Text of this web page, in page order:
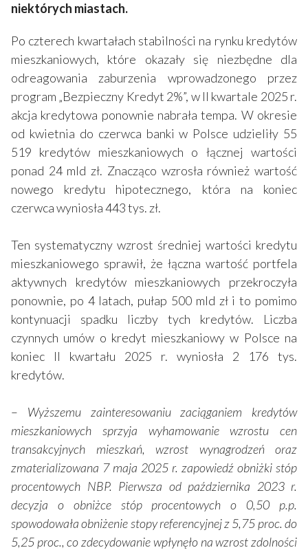
niektórych miastach.
Po czterech kwartałach stabilności na rynku kredytów
mieszkaniowych, które okazały się niezbędne dla
odreagowania zaburzenia wprowadzonego przez
program „Bezpieczny Kredyt 2%”, w II kwartale 2025 r.
akcja kredytowa ponownie nabrała tempa. W okresie
od kwietnia do czerwca banki w Polsce udzieliły 55
519 kredytów mieszkaniowych o łącznej wartości
ponad 24 mld zł. Znacząco wzrosła również wartość
nowego kredytu hipotecznego, która na koniec
czerwca wyniosła 443 tys. zł.
Ten systematyczny wzrost średniej wartości kredytu
mieszkaniowego sprawił, że łączna wartość portfela
aktywnych kredytów mieszkaniowych przekroczyła
ponownie, po 4 latach, pułap 500 mld zł i to pomimo
kontynuacji spadku liczby tych kredytów. Liczba
czynnych umów o kredyt mieszkaniowy w Polsce na
koniec II kwartału 2025 r. wyniosła 2 176 tys.
kredytów.
– Wyższemu zainteresowaniu zaciąganiem kredytów
mieszkaniowych sprzyja wyhamowanie wzrostu cen
transakcyjnych mieszkań, wzrost wynagrodzeń oraz
zmaterializowana 7 maja 2025 r. zapowiedź obniżki stóp
procentowych NBP. Pierwsza od października 2023 r.
decyzja o obniżce stóp procentowych o 0,50 p.p.
spowodowała obniżenie stopy referencyjnej z 5,75 proc. do
5,25 proc., co zdecydowanie wpłynęło na wzrost zdolności